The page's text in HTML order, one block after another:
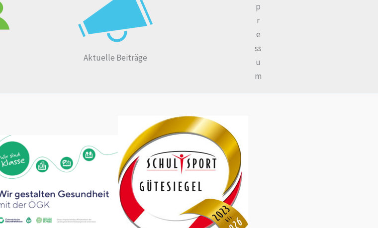
Aktuelle Beiträge
p
r
e
ss
u
m